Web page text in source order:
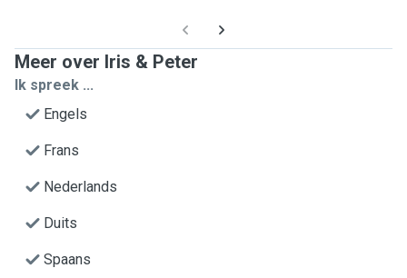
Meer over Iris & Peter
Ik spreek ...
Engels
Frans
Nederlands
Duits
Spaans